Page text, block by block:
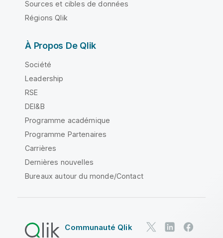
Sources et cibles de données
Régions Qlik
À Propos De Qlik
Société
Leadership
RSE
DEI&B
Programme académique
Programme Partenaires
Carrières
Dernières nouvelles
Bureaux autour du monde/Contact
Communauté Qlik